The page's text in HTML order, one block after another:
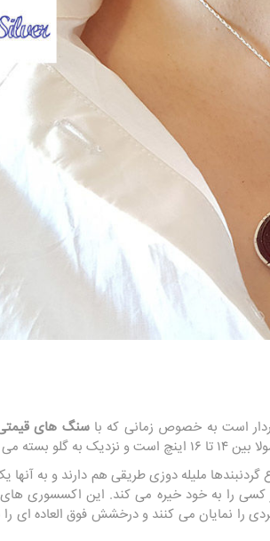
است به خصوص زمانی که باسنگ های
می شوند.
ملیله دوزی طریقی هم دارند و به آنها
کسی را به خود خیره می کند. این اکسسوری
را نمایان می کنند و درخشش فوق العاده ای